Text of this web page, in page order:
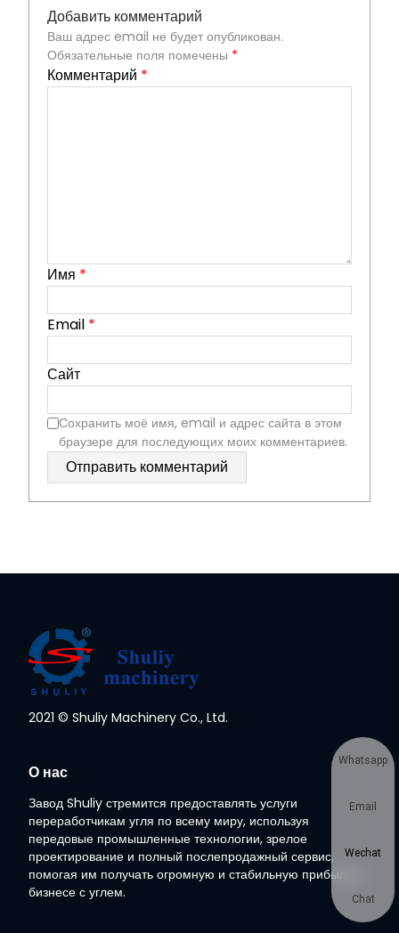
Добавить комментарий
Ваш адрес email не будет опубликован.
Обязательные поля помечены *
Комментарий *
Имя *
Email *
Сайт
Сохранить моё имя, email и адрес сайта в этом
браузере для последующих моих комментариев.
2021 © Shuliy Machinery Co., Ltd.
О нас
Завод Shuliy стремится предоставлять услуги
переработчикам угля по всему миру, используя
передовые промышленные технологии, зрелое
проектирование и полный послепродажный сервис,
помогая им получать огромную и стабильную прибыль в
бизнесе с углем.
Whatsapp
Email
Wechat
Chat